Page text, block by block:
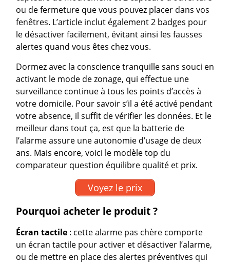
ou de fermeture que vous pouvez placer dans vos
fenêtres. L’article inclut également 2 badges pour
le désactiver facilement, évitant ainsi les fausses
alertes quand vous êtes chez vous.
Dormez avec la conscience tranquille sans souci en
activant le mode de zonage, qui effectue une
surveillance continue à tous les points d’accès à
votre domicile. Pour savoir s’il a été activé pendant
votre absence, il suffit de vérifier les données. Et le
meilleur dans tout ça, est que la batterie de
l’alarme assure une autonomie d’usage de deux
ans. Mais encore, voici le modèle top du
comparateur question équilibre qualité et prix.
Voyez le prix
Pourquoi acheter le produit ?
Écran tactile : cette alarme pas chère comporte
un écran tactile pour activer et désactiver l’alarme,
ou de mettre en place des alertes préventives qui